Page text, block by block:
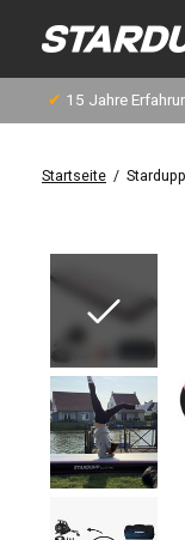
✔ 15 Jahre
Startseite /